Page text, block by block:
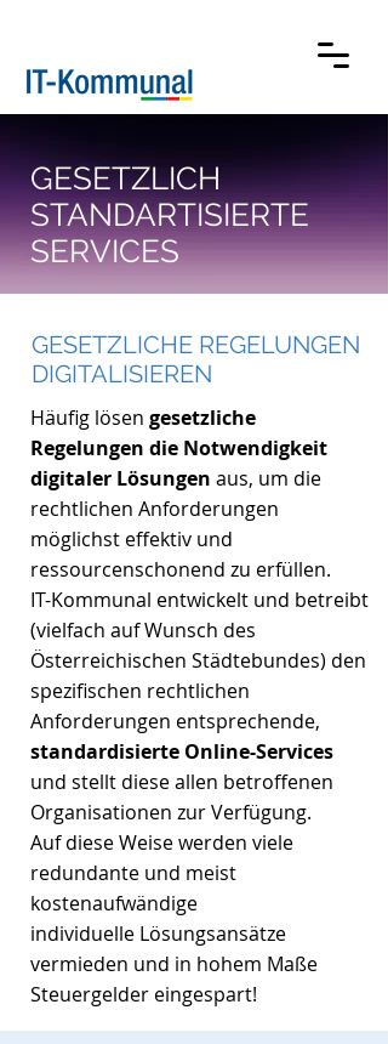
GESETZLICH
STANDARTISIERTE
SERVICES
GESETZLICHE REGELUNGEN
DIGITALISIEREN
Häufig lösen gesetzliche
Regelungen die Notwendigkeit
digitaler Lösungen aus, um die
rechtlichen Anforderungen
möglichst effektiv und
ressourcenschonend zu erfüllen.
IT-Kommunal entwickelt und betreibt
(vielfach auf Wunsch des
Österreichischen Städtebundes) den
spezifischen rechtlichen
Anforderungen entsprechende,
standardisierte Online-Services
und stellt diese allen betroffenen
Organisationen zur Verfügung.
Auf diese Weise werden viele
redundante und meist
kostenaufwändige
individuelle Lösungsansätze
vermieden und in hohem Maße
Steuergelder eingespart!